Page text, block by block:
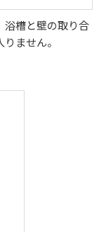
浴槽と壁の取り合
ません。